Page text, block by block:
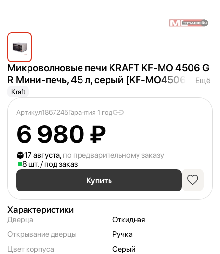
Микроволновые печи KRAFT KF-MO 4506 G
R Мини-печь, 45 л, серый [KF-MO4506GR]Ещё
Kraft
Артикул1867245Гарантия 1 год
6 980 ₽
17 августа, по предварительному заказу
8 шт. / под заказ
Купить
Характеристики
Дверца
Откидная
Открывание дверцы
Ручка
Цвет корпуса
Серый